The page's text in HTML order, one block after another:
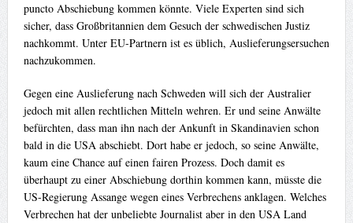
puncto Abschiebung kommen könnte. Viele Experten sind sich
sicher, dass Großbritannien dem Gesuch der schwedischen Justiz
nachkommt. Unter EU-Partnern ist es üblich, Auslieferungsersuchen
nachzukommen.
Gegen eine Auslieferung nach Schweden will sich der Australier
jedoch mit allen rechtlichen Mitteln wehren. Er und seine Anwälte
befürchten, dass man ihn nach der Ankunft in Skandinavien schon
bald in die USA abschiebt. Dort habe er jedoch, so seine Anwälte,
kaum eine Chance auf einen fairen Prozess. Doch damit es
überhaupt zu einer Abschiebung dorthin kommen kann, müsste die
US-Regierung Assange wegen eines Verbrechens anklagen. Welches
Verbrechen hat der unbeliebte Journalist aber in den USA Land